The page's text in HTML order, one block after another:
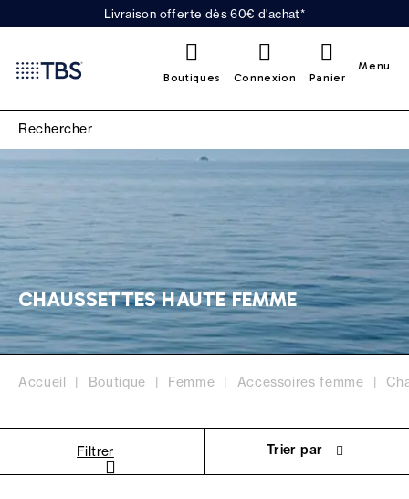
Livraison offerte dès 60€ d'achat*
Boutiques Connexion Panier
Menu
CHAUSSETTES HAUTE FEMME
Accueil Boutique Femme Accessoires femme
Filtrer Trier par